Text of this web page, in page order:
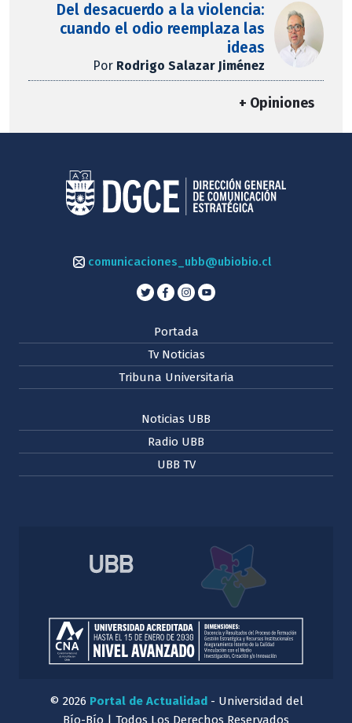
Del desacuerdo a la violencia:
cuando el odio reemplaza las
ideas
Por Rodrigo Salazar Jiménez
+ Opiniones
comunicaciones_ubb@ubiobio.cl
Portada
Tv Noticias
Tribuna Universitaria
Noticias UBB
Radio UBB
UBB TV
© 2026 Portal de Actualidad- Universidad del
Bío-Bío | Todos Los Derechos Reservados